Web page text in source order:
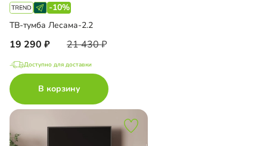
-10%
ТВ-тумба Лесама-2.2
19 290 21 430
Доступно для доставки
В корзину